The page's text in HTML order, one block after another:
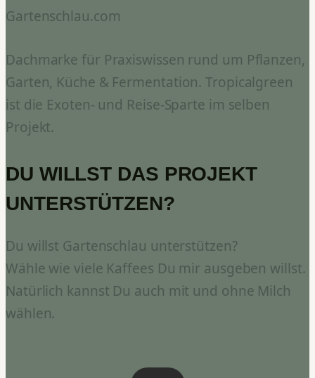
Gartenschlau.com
Dachmarke für Praxiswissen rund um Pflanzen,
Garten, Küche & Fermentation. Tropicalgreen
ist die Exoten- und Reise-Sparte im selben
Projekt.
DU WILLST DAS PROJEKT
UNTERSTÜTZEN?
Du willst Gartenschlau unterstützen?
Wähle wie viele Kaffees Du mir ausgeben willst.
Natürlich kannst Du auch mit und ohne Milch
wählen.